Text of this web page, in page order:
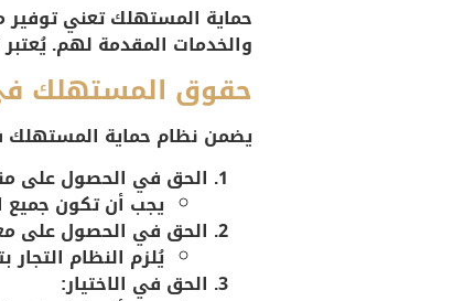
حماية المستهلك تعني توفير
والخدمات المقدمة لهم.
حقوق المستهلك
يضمن نظام حماية المستهلك
الحق في الحصول على
يجب أن تكون جميع
الحق في الحصول على
يُلزم النظام
الحق في الاختيار: